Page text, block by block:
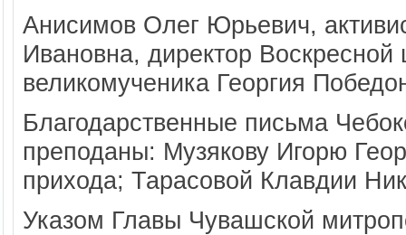
Анисимов Олег Юрьевич,
Ивановна, директор
великомученика Георгия
Благодарственные письма
преподаны: Музякову Игорю
прихода; Тарасовой Клавдии
Указом Главы Чувашской